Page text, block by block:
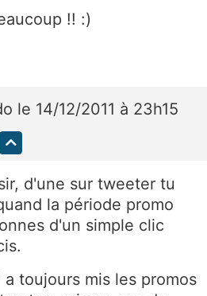
!! :)
le 14/12/2011 à 23h15
d'une sur tweeter tu
la période promo
d'un simple clic
toujours mis les promos